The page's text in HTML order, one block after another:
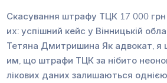
Скасування штрафу ТЦК 17 000
их: успішний кейс у Вінницькій
Тетяна Дмитришина Як адвокат, я
им, що штрафи ТЦК за нібито
лікових даних залишаються